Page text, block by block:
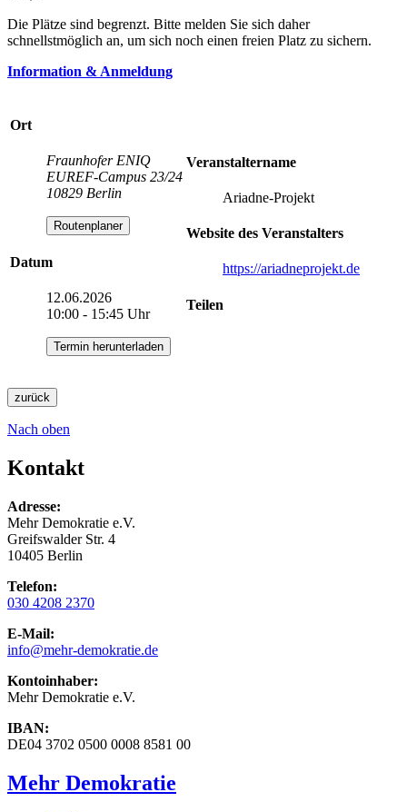
Die Plätze sind begrenzt. Bitte melden Sie sich daher
schnellstmöglich an, um sich noch einen freien Platz zu sichern.
Information & Anmeldung
Ort
Fraunhofer ENIQ
EUREF-Campus 23/24
10829 Berlin
Routenplaner
Datum
12.06.2026
10:00 - 15:45 Uhr
Termin herunterladen
Veranstaltername
Ariadne-Projekt
Website des Veranstalters
https://ariadneprojekt.de
Teilen
zurück
Nach oben
Kontakt
Adresse:
Mehr Demokratie e.V.
Greifswalder Str. 4
10405 Berlin
Telefon:
030 4208 2370
E-Mail:
info@mehr-demokratie.de
Kontoinhaber:
Mehr Demokratie e.V.
IBAN:
DE04 3702 0500 0008 8581 00
Mehr Demokratie